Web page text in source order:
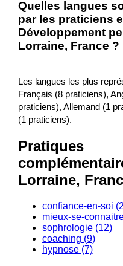
Quelles langues
par les praticiens
Développement
Lorraine, France ?
Les langues les plus
Français (8 praticiens),
praticiens), Allemand (1
(1 praticiens).
Pratiques
Lorraine,
confiance-en-soi
mieux-se-
sophrologie (12)
coaching (9)
hypnose (7)